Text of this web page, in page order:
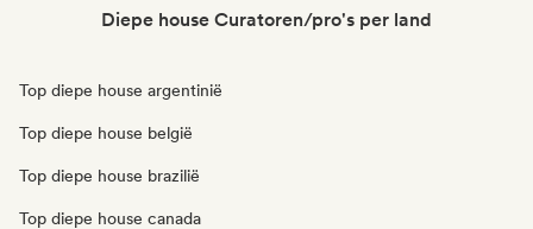
Diepe house Curatoren/pro's per land
Top diepe house argentinië
Top diepe house belgië
Top diepe house brazilië
Top diepe house canada